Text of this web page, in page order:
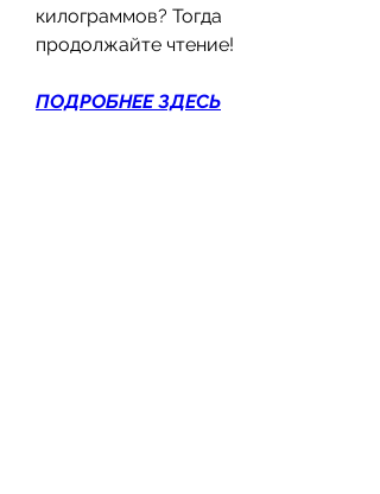
килограммов? Тогда
продолжайте чтение!
ПОДРОБНЕЕ ЗДЕСЬ